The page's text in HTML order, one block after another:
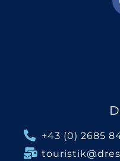
+43 (0) 2685